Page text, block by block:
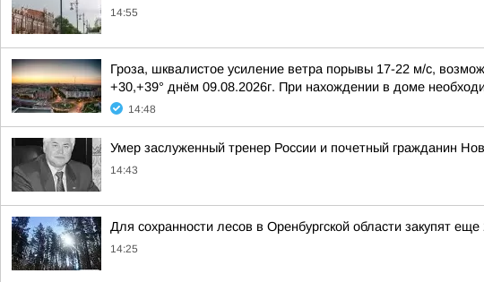
14:55
Гроза, шквалистое усиление ветра порывы 17-22 м/с,
+30,+39° днём 09.08.2026г. При нахождении в доме
14:48
Умер заслуженный тренер России и почетный гражданин
14:43
Для сохранности лесов в Оренбургской области закупят
14:25